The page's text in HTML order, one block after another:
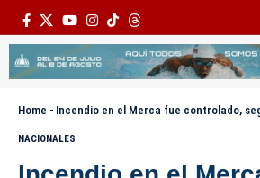
Home - Incendio en el Merca fue controlado, según intendente del
NACIONALES